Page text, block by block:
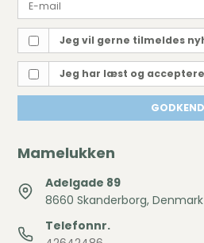
Jeg vil gerne tilmeldes
Jeg har læst og
GODKEND
Mamelukken
Adelgade 89
8660 Skanderborg, Denmark
Telefonnr.